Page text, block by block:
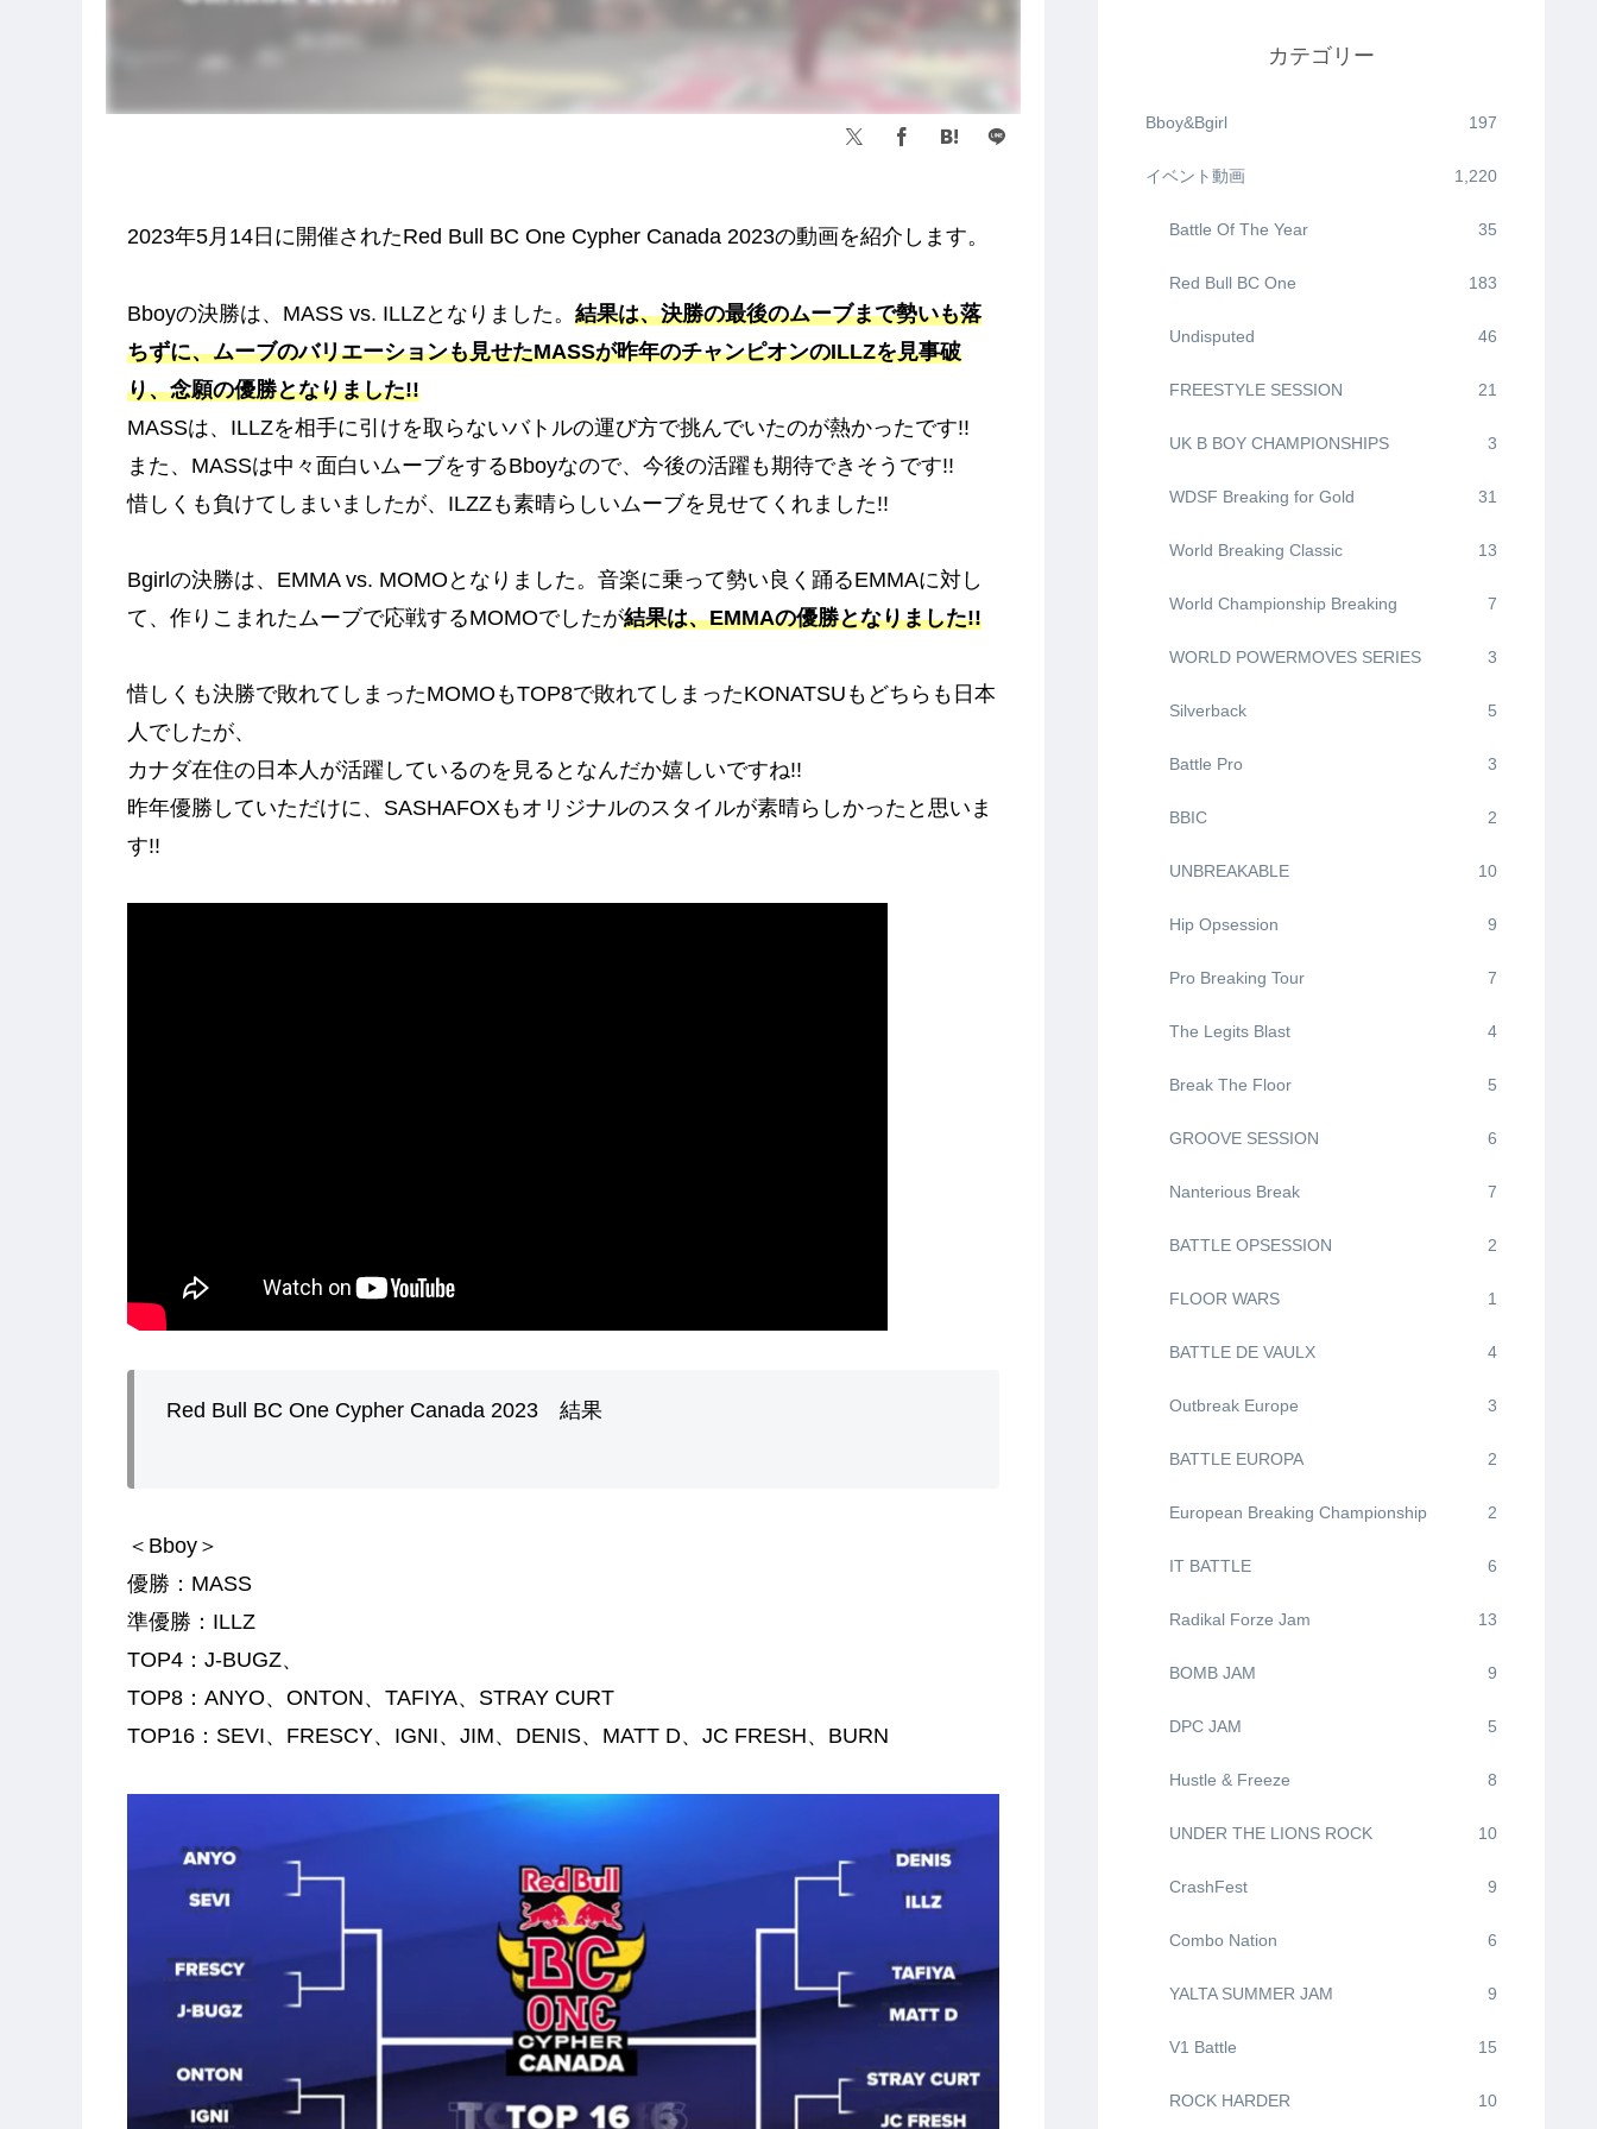
2023年5月14日に開催されたRed Bull BC One Cypher Canada 2023の動画を紹介します。
Bboyの決勝は、MASS vs. ILLZとなりました。 結果は、決勝の最後のムーブまで勢いも落
ちずに、ムーブのバリエーションも見せたMASSが昨年のチャンピオンのILLZを見事破
り、念願の優勝となりました!!
MASSは、ILLZを相手に引けを取らないバトルの運び方で挑んでいたのが熱かったです!!
また、MASSは中々面白いムーブをするBboyなので、今後の活躍も期待できそうです!!
惜しくも負けてしまいましたが、ILZZも素晴らしいムーブを見せてくれました!!
Bgirlの決勝は、EMMA vs. MOMOとなりました。音楽に乗って勢い良く踊るEMMAに対し
て、作りこまれたムーブで応戦するMOMOでしたが結果は、EMMAの優勝となりました!!
惜しくも決勝で敗れてしまったMOMOもTOP8で敗れてしまったKONATSUもどちらも日本
人でしたが、
カナダ在住の日本人が活躍しているのを見るとなんだか嬉しいですね!!
昨年優勝していただけに、SASHAFOXもオリジナルのスタイルが素晴らしかったと思いま
す!!
Red Bull BC One Cypher Canada 2023 結果
＜Bboy＞
優勝：MASS
準優勝：ILLZ
TOP4：J-BUGZ、
TOP8：ANYO、ONTON、TAFIYA、STRAY CURT
TOP16：SEVI、FRESCY、IGNI、JIM、DENIS、MATT D、JC FRESH、BURN
カテゴリー
Bboy&Bgirl 197
イベント動画 1,220
Battle Of The Year 35
Red Bull BC One 183
Undisputed 46
FREESTYLE SESSION 21
UK B BOY CHAMPIONSHIPS 3
WDSF Breaking for Gold 31
World Breaking Classic 13
World Championship Breaking 7
WORLD POWERMOVES SERIES 3
Silverback 5
Battle Pro 3
BBIC 2
UNBREAKABLE 10
Hip Opsession 9
Pro Breaking Tour 7
The Legits Blast 4
Break The Floor 5
GROOVE SESSION 6
Nanterious Break 7
BATTLE OPSESSION 2
FLOOR WARS 1
BATTLE DE VAULX 4
Outbreak Europe 3
BATTLE EUROPA 2
European Breaking Championship 2
IT BATTLE 6
Radikal Forze Jam 13
BOMB JAM 9
DPC JAM 5
Hustle & Freeze 8
UNDER THE LIONS ROCK 10
CrashFest 9
Combo Nation 6
YALTA SUMMER JAM 9
V1 Battle 15
ROCK HARDER 10